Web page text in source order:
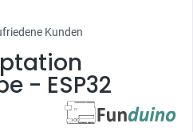
Kunden
- ESP32